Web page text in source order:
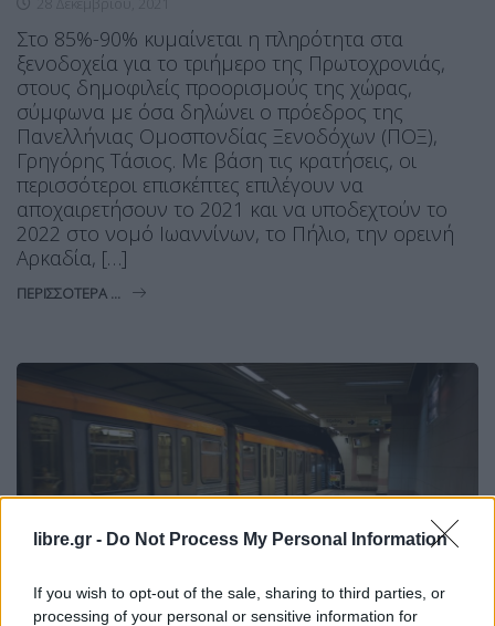
libre.gr - Do Not Process My Personal Information
If you wish to opt-out of the sale, sharing to third parties, or
processing of your personal or sensitive information for
Στο 85%-90% κυμαίνεται η πληρότητα στα
ξενοδοχεία για το τριήμερο της Πρωτοχρονιάς,
στους δημοφιλείς προορισμούς της χώρας,
σύμφωνα με όσα δηλώνει ο πρόεδρος της
Πανελλήνιας Ομοσπονδίας Ξενοδόχων (ΠΟΞ),
Γρηγόρης Τάσιος. Με βάση τις κρατήσεις, οι
περισσότεροι επισκέπτες επιλέγουν να
αποχαιρετήσουν το 2021 και να υποδεχτούν το
2022 στο νομό Ιωαννίνων, το Πήλιο, την ορεινή
Αρκαδία, […]
ΠΕΡΙΣΣΌΤΕΡΑ ...